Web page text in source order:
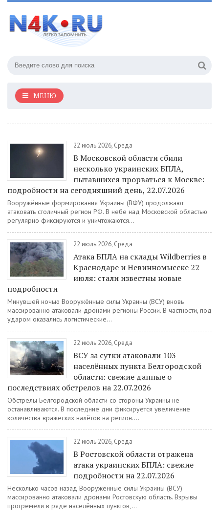
МЕНЮ
22 июль 2026, Среда
В Московской области сбили
несколько украинских БПЛА,
пытавшихся прорваться к Москве:
подробности на сегодняшний день, 22.07.2026
Вооружённые формирования Украины (ВФУ) продолжают
атаковать столичный регион РФ. В небе над Московской областью
регулярно фиксируются и уничтожаются...
22 июль 2026, Среда
Атака БПЛА на склады Wildberries в
Краснодаре и Невинномысске 22
июля: стали известны новые
подробности
Минувшей ночью Вооружённые силы Украины (ВСУ) вновь
массированно атаковали дронами регионы России. В частности, под
ударом оказались логистические...
22 июль 2026, Среда
ВСУ за сутки атаковали 103
населённых пункта Белгородской
области: свежие данные о
последствиях обстрелов на 22.07.2026
Обстрелы Белгородской области со стороны Украины не
останавливаются. В последние дни фиксируется увеличение
количества вражеских налётов на регион....
22 июль 2026, Среда
В Ростовской области отражена
атака украинских БПЛА: свежие
подробности на 22.07.2026
Несколько часов назад Вооружённые силы Украины (ВСУ)
массированно атаковали дронами Ростовскую область. Взрывы
прогремели в ряде населённых пунктов,...